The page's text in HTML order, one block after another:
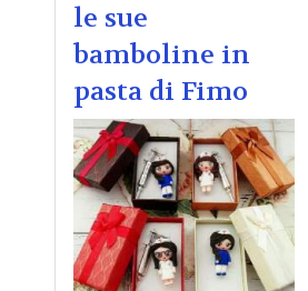
le sue
bamboline in
pasta di Fimo